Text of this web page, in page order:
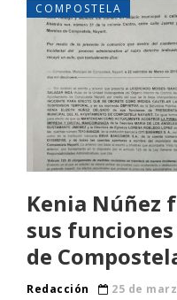
COMPOSTELA
Kenia Núñez
sus
de
Redacción
25 de